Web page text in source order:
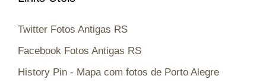
Twitter Fotos Antigas RS
Facebook Fotos Antigas RS
History Pin - Mapa com fotos de Porto Alegre